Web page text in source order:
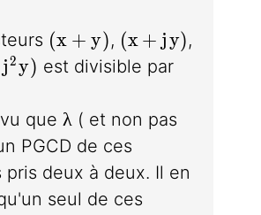
(x + y)
(x + y), (x + jy)
(x + jy),
j2y) est divisible par
que \lambda
λ ( et non pas
PGCD de ces
pris deux à deux. Il en
seul de ces